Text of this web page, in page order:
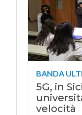
BANDA
5G, in
velocità